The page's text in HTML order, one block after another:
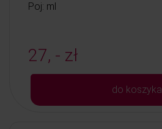
Poj: ml
27, - zł
do koszyka